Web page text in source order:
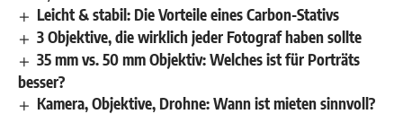
Leicht & stabil: Die Vorteile eines Carbon-Stativs
3 Objektive, die wirklich jeder Fotograf haben sollte
35 mm vs. 50 mm Objektiv: Welches ist für Porträts
besser?
Kamera, Objektive, Drohne: Wann ist mieten sinnvoll?